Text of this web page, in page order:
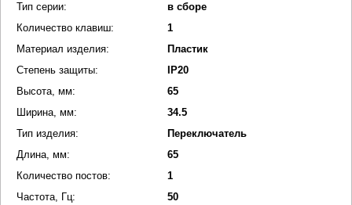
Тип серии:
в сборе
Количество клавиш:
1
Материал изделия:
Пластик
Степень защиты:
IP20
Высота, мм:
65
Ширина, мм:
34.5
Тип изделия:
Переключатель
Длина, мм:
65
Количество постов:
1
Частота, Гц:
50